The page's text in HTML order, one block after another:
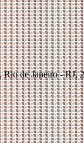
Rio de Janeiro - RJ,